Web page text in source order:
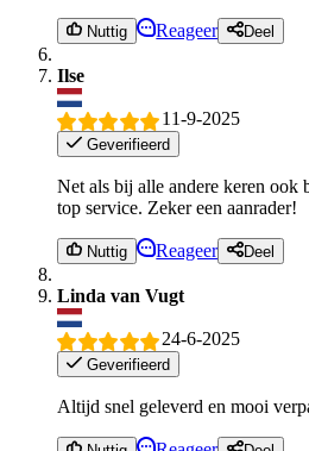
Nuttig Reageer Deel
Ilse
11-9-2025
Geverifieerd
Net als bij alle andere keren ook
top service. Zeker een aanrader!
Nuttig Reageer Deel
Linda van Vugt
24-6-2025
Geverifieerd
Altijd snel geleverd en mooi